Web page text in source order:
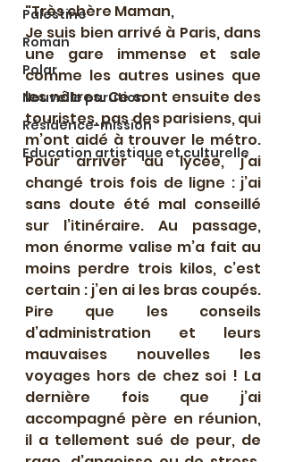
Palestine
Roman
Polar
Nouvelle parution
Résidence-mission
Education artistique et culturelle
"Très chère Maman,
Je suis bien arrivé à Paris, dans
une gare immense et sale
comme les autres usines que
les nôtres. Ce sont ensuite des
touristes, pas des parisiens, qui
m’ont aidé à trouver le métro.
Pour arriver au lycée, j’ai
changé trois fois de ligne : j’ai
sans doute été mal conseillé
sur l’itinéraire. Au passage,
mon énorme valise m’a fait au
moins perdre trois kilos, c’est
certain : j’en ai les bras coupés.
Pire que les conseils
d’administration et leurs
mauvaises nouvelles les
voyages hors de chez soi ! La
dernière fois que j’ai
accompagné père en réunion,
il a tellement sué de peur, de